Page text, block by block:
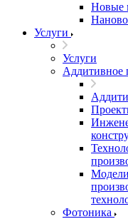
Новые
Услуги
Услуги
Аддитивное
Фотоника